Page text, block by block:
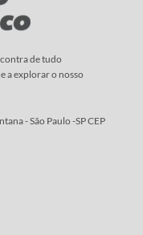
de tudo
a explorar o nosso
- São Paulo -SP CEP